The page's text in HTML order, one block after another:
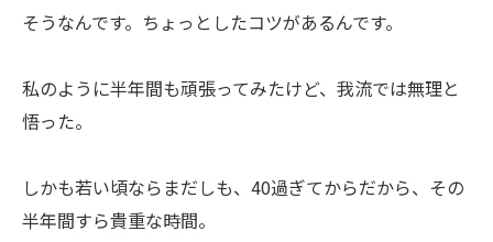
そうなんです。ちょっとしたコツがあるんです。
私のように半年間も頑張ってみたけど、我流では無理と
悟った。
しかも若い頃ならまだしも、40過ぎてからだから、その
半年間すら貴重な時間。